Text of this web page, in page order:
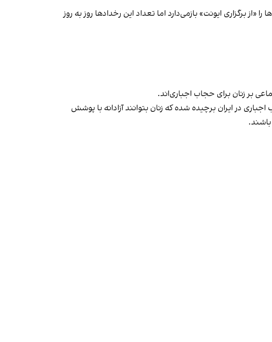
برگزاری ایونت» بازمی‌دارد اما تعداد این رخدادها روز به روز
در ایران برچیده شده که زنان بتوانند آزادانه با پوشش